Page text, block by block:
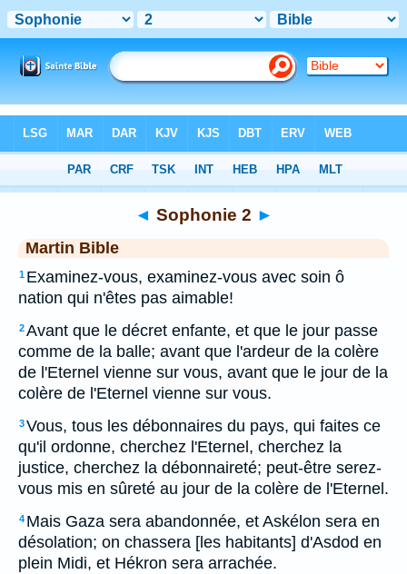
> Sophonie 2
◄ Sophonie 2 ►
Martin Bible
1 Examinez-vous, examinez-vous avec soin ô
nation qui n'êtes pas aimable!
2Avant que le décret enfante, et que le jour passe
comme de la balle; avant que l'ardeur de la colère
de l'Eternel vienne sur vous, avant que le jour de la
colère de l'Eternel vienne sur vous.
3Vous, tous les débonnaires du pays, qui faites ce
qu'il ordonne, cherchez l'Eternel, cherchez la
justice, cherchez la débonnaireté; peut-être serez-
vous mis en sûreté au jour de la colère de l'Eternel.
4 Mais Gaza sera abandonnée, et Askélon sera en
désolation; on chassera [les habitants] d'Asdod en
plein Midi, et Hékron sera arrachée.